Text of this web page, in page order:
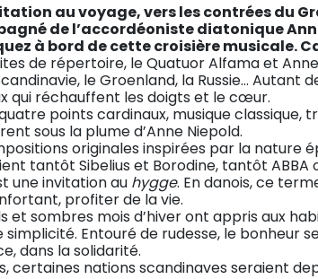
au voyage, vers les contrées du
de l’accordéoniste diatonique
à bord de cette croisière musicale.
de répertoire, le Quatuor Alfama et
le Groenland, la Russie…
qui réchauffent les doigts et le cœur.
points cardinaux, musique classique,
sous la plume d’Anne Niepold.
originales inspirées par la nature
tantôt Sibelius et Borodine, tantôt ABBA
une invitation au hygge. En danois, ce
profiter de la vie.
et sombres mois d’hiver ont appris aux
Entouré de rudesse, le bonheur
dans la solidarité.
certaines nations scandinaves seraient